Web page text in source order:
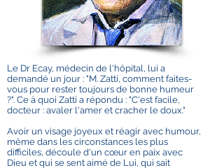
Le Dr Ecay, médecin de l'hôpital, lui a
demandé un jour : "M. Zatti, comment faites-
vous pour rester toujours de bonne humeur
?". Ce à quoi Zatti a répondu : "C'est facile,
docteur : avaler l'amer et cracher le doux."
Avoir un visage joyeux et réagir avec humour,
même dans les circonstances les plus
difficiles, découle d'un cœur en paix avec
Dieu et qui se sent aimé de Lui, qui sait